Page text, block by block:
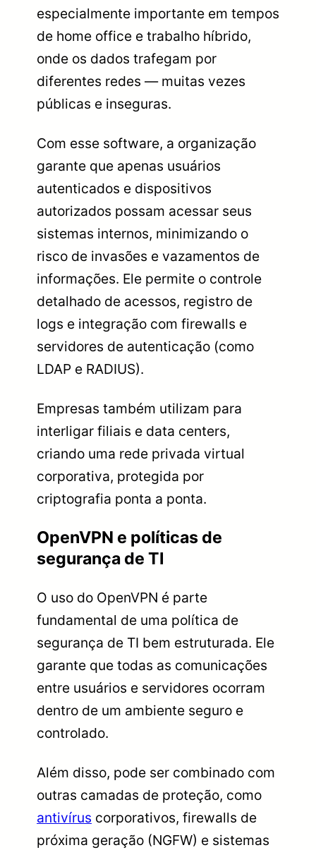
especialmente importante em tempos
de home office e trabalho híbrido,
onde os dados trafegam por
diferentes redes — muitas vezes
públicas e inseguras.
Com esse software, a organização
garante que apenas usuários
autenticados e dispositivos
autorizados possam acessar seus
sistemas internos, minimizando o
risco de invasões e vazamentos de
informações. Ele permite o controle
detalhado de acessos, registro de
logs e integração com firewalls e
servidores de autenticação (como
LDAP e RADIUS).
Empresas também utilizam para
interligar filiais e data centers,
criando uma rede privada virtual
corporativa, protegida por
criptografia ponta a ponta.
OpenVPN e políticas de
segurança de TI
O uso do OpenVPN é parte
fundamental de uma política de
segurança de TI bem estruturada. Ele
garante que todas as comunicações
entre usuários e servidores ocorram
dentro de um ambiente seguro e
controlado.
Além disso, pode ser combinado com
outras camadas de proteção, como
antivírus corporativos, firewalls de
próxima geração (NGFW) e sistemas